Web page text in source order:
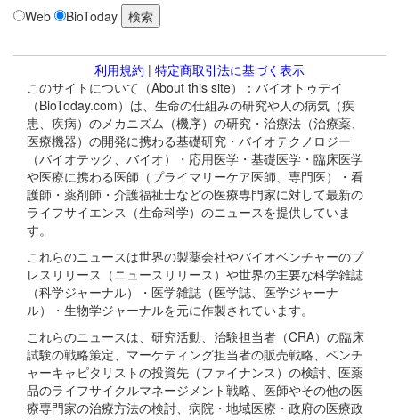
Web BioToday
利用規約 | 特定商取引法に基づく表示
このサイトについて（About this site）：バイオトゥデイ
（BioToday.com）は、生命の仕組みの研究や人の病気（疾
患、疾病）のメカニズム（機序）の研究・治療法（治療薬、
医療機器）の開発に携わる基礎研究・バイオテクノロジー
（バイオテック、バイオ）・応用医学・基礎医学・臨床医学
や医療に携わる医師（プライマリーケア医師、専門医）・看
護師・薬剤師・介護福祉士などの医療専門家に対して最新の
ライフサイエンス（生命科学）のニュースを提供していま
す。
これらのニュースは世界の製薬会社やバイオベンチャーのプ
レスリリース（ニュースリリース）や世界の主要な科学雑誌
（科学ジャーナル）・医学雑誌（医学誌、医学ジャーナ
ル）・生物学ジャーナルを元に作製されています。
これらのニュースは、研究活動、治験担当者（CRA）の臨床
試験の戦略策定、マーケティング担当者の販売戦略、ベンチ
ャーキャピタリストの投資先（ファイナンス）の検討、医薬
品のライフサイクルマネージメント戦略、医師やその他の医
療専門家の治療方法の検討、病院・地域医療・政府の医療政